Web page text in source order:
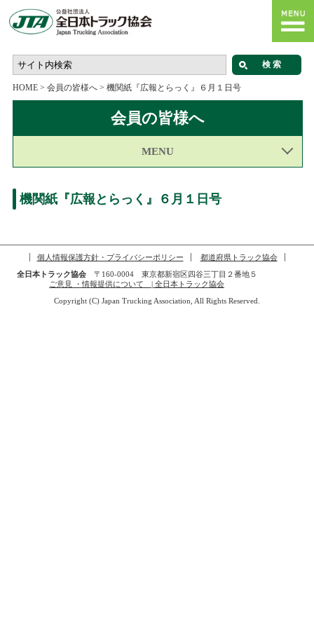
HOME> 会員の皆様へ> 機関紙『広報とらっく』６月１日号
会員の皆様へ
MENU
機関紙『広報とらっく』６月１日号
個人情報保護方針・プライバシーポリシー
都道府県トラック協会
全日本トラック協会〒160-0004 東京都新宿区四谷三丁目２番地５
ご意見 ・情報提供について | 全日本トラック協会
Copyright (C) Japan Trucking Association, All Rights Reserved.